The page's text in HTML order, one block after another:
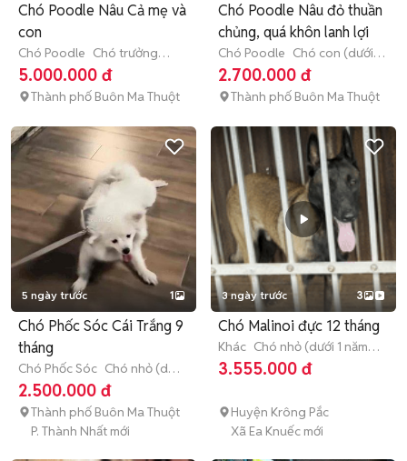
Chó Poodle Nâu Cả mẹ và
con
Chó Poodle Chó trưởng
thành (hơn 1 tuổi)
5.000.000 đ
Thành phố Buôn Ma Thuột
Chó Poodle Nâu đỏ thuần
chủng, quá khôn lanh lợi
Chó Poodle Chó con (dưới 3
tháng tuổi)
2.700.000 đ
Thành phố Buôn Ma Thuột
5 ngày trước 1
Chó Phốc Sóc Cái Trắng 9
tháng
Chó Phốc Sóc Chó nhỏ (dưới
1 năm tuổi)
2.500.000 đ
Thành phố Buôn Ma Thuột
P. Thành Nhất mới
3 ngày trước 3
Chó Malinoi đực 12 tháng
Khác Chó nhỏ (dưới 1 năm
tuổi)
3.555.000 đ
Huyện Krông Pắc
Xã Ea Knuếc mới